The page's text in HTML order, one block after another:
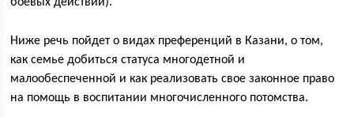
Ниже речь пойдет о видах преференций в Казани, о том,
как семье добиться статуса многодетной и
малообеспеченной и как реализовать свое законное право
на помощь в воспитании многочисленного потомства.